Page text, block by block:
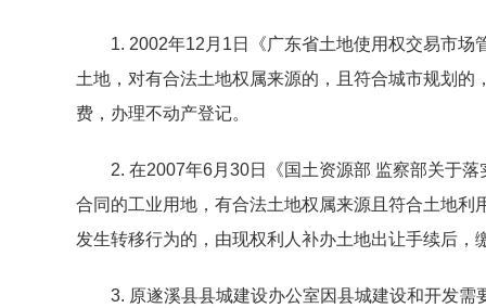
1. 2002年12月1日《广东省土地使用权交易市场
土地，对有合法土地权属来源的，且符合城市规划
费，办理不动产登记。
2. 在2007年6月30日《国土资源部 监察部关于落
合同的工业用地，有合法土地权属来源且符合土地
发生转移行为的，由现权利人补办土地出让手续后，
3. 原遂溪县县城建设办公室因县城建设和开发需